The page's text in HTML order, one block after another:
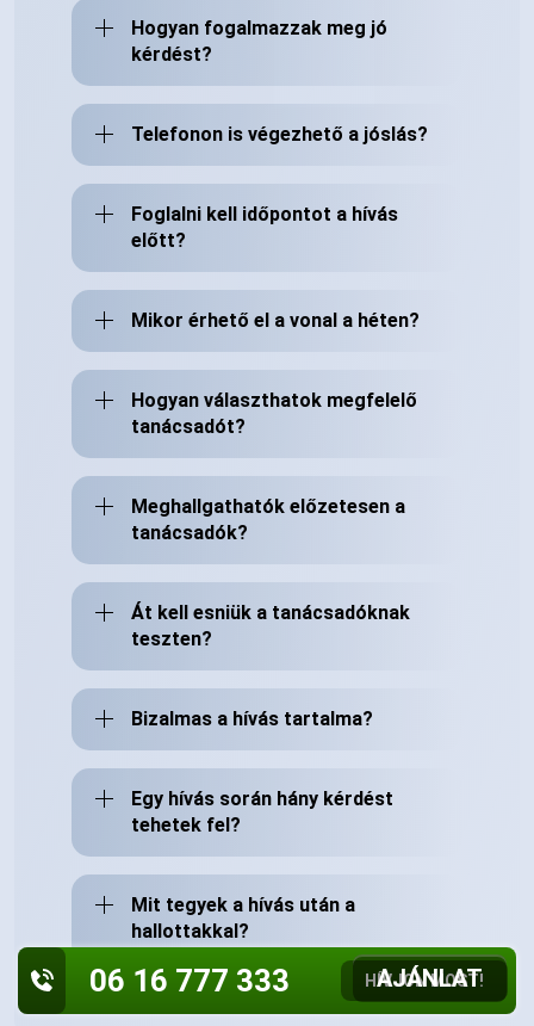
Hogyan fogalmazzak meg jó
kérdést?
Telefonon is végezhető a jóslás?
Foglalni kell időpontot a hívás
előtt?
Mikor érhető el a vonal a héten?
Hogyan választhatok megfelelő
tanácsadót?
Meghallgathatók előzetesen a
tanácsadók?
Át kell esniük a tanácsadóknak
teszten?
Bizalmas a hívás tartalma?
Egy hívás során hány kérdést
tehetek fel?
Mit tegyek a hívás után a
hallottakkal?
06 16 777 333 HÍVJON MOST!
AJÁNLAT